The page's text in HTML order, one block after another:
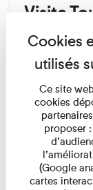
Visite
perdu
Exposition
Du 15/08/2026
Il semblerait
Agenda
Ce site
cookies
proposer
(Google
cartes